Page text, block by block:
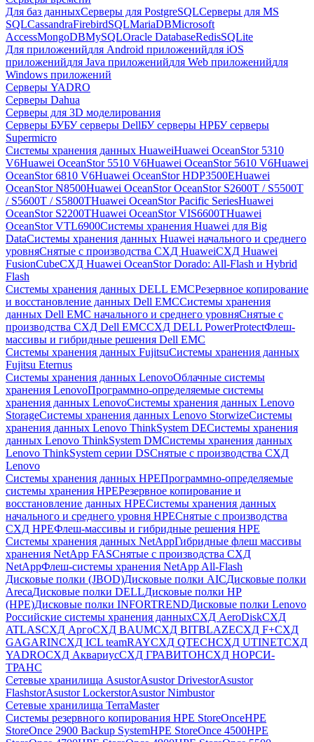
Для баз данныхСерверы для PostgreSQLСерверы для MS
SQLCassandraFirebirdSQLMariaDBMicrosoft
AccessMongoDBMySQLOracle DatabaseRedisSQLite
Для приложенийдля Android приложенийдля iOS
приложенийдля Java приложенийдля Web приложенийдля
Windows приложений
Серверы YADRO
Серверы Dahua
Серверы для 3D моделирования
Серверы БУБУ серверы DellБУ серверы HPБУ серверы
Supermicro
Системы хранения данных HuaweiHuawei OceanStor 5310
V6Huawei OceanStor 5510 V6Huawei OceanStor 5610 V6Huawei
OceanStor 6810 V6Huawei OceanStor HDP3500EHuawei
OceanStor N8500Huawei OceanStor OceanStor S2600T / S5500T
/ S5600T / S5800THuawei OceanStor Pacific SeriesHuawei
OceanStor S2200THuawei OceanStor VIS6600THuawei
OceanStor VTL6900Системы хранения Huawei для Big
DataСистемы хранения данных Huawei начального и среднего
уровняСнятые с производства СХД HuaweiСХД Huawei
FusionCubeСХД Huawei OceanStor Dorado: All-Flash и Hybrid
Flash
Системы хранения данных DELL EMCРезервное копирование
и восстановление данных Dell EMCСистемы хранения
данных Dell EMC начального и среднего уровняСнятые с
производства СХД Dell EMCСХД DELL PowerProtectФлеш-
массивы и гибридные решения Dell EMC
Системы хранения данных FujitsuСистемы хранения данных
Fujitsu Eternus
Системы хранения данных LenovoОблачные системы
хранения LenovoПрограммно-определяемые системы
хранения данных LenovoСистемы хранения данных Lenovo
StorageСистемы хранения данных Lenovo StorwizeСистемы
хранения данных Lenovo ThinkSystem DEСистемы хранения
данных Lenovo ThinkSystem DMСистемы хранения данных
Lenovo ThinkSystem серии DSСнятые с производства СХД
Lenovo
Системы хранения данных HPEПрограммно-определяемые
системы хранения HPEРезервное копирование и
восстановление данных HPEСистемы хранения данных
начального и среднего уровня HPEСнятые с производства
СХД HPEФлеш-массивы и гибридные решения HPE
Cистемы хранения данных NetAppГибридные флеш массивы
хранения NetApp FASСнятые с производства СХД
NetAppФлеш-системы хранения NetApp All-Flash
Дисковые полки (JBOD)Дисковые полки AICДисковые полки
ArecaДисковые полки DELLДисковые полки HP
(HPE)Дисковые полки INFORTRENDДисковые полки Lenovo
Российские системы хранения данныхСХД AeroDiskСХД
ATLASСХД AргоСХД BAUMСХД BITBLAZEСХД F+СХД
GAGARINСХД ICL teamRAYСХД QTECHСХД UTINETСХД
YADROСХД АквариусСХД ГРАВИТОНСХД НОРСИ-
ТРАНС
Сетевые хранилища AsustorAsustor DrivestorAsustor
FlashstorAsustor LockerstorAsustor Nimbustor
Сетевые хранилища TerraMaster
Системы резервного копирования HPE StoreOnceHPE
StoreOnce 2900 Backup SystemHPE StoreOnce 4500HPE